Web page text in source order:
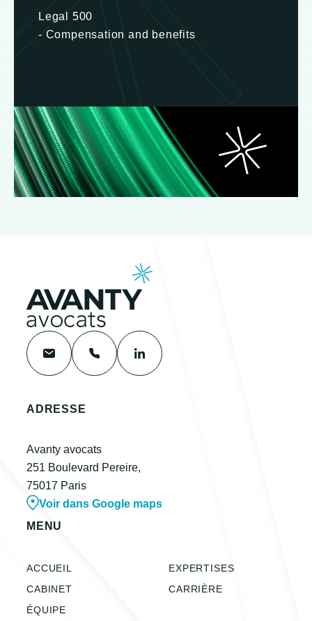
Legal 500
- Compensation and benefits
ADRESSE
Avanty avocats
251 Boulevard Pereire,
75017 Paris
Voir dans Google maps
MENU
ACCUEIL
CABINET
ÉQUIPE
EXPERTISES
CARRIÈRE